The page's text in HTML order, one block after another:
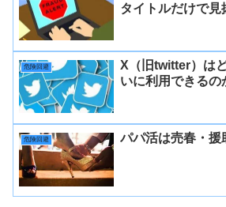
タイトルだけで見
危険回避
X（旧twitter）は
いに利用できるの
危険回避 パパ活は売春・援